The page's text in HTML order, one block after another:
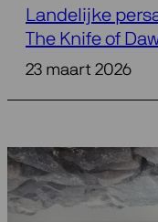
Landelijke
The Knife of
23 maart 2026